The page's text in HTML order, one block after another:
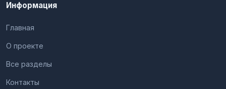
Информация
Главная
О проекте
Все разделы
Контакты